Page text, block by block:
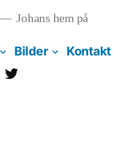
Johans hem på
Bilder Kontakt
Twitter